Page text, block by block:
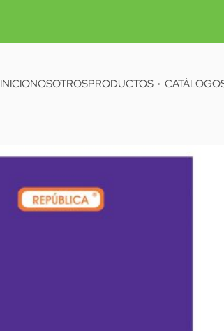
INICIONOSOTROSPRODUCTOS CATÁLOGO